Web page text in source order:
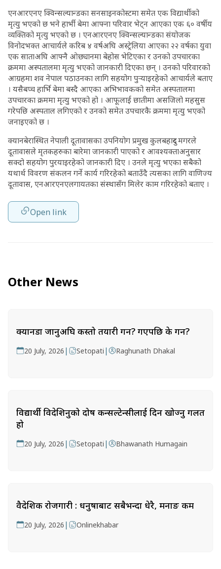
एनआरएनए क्विन्सल्यान्डका सनसाइनकोस्टमा समेत एक विद्यार्थीको
मृत्यु भएको छ भने हार्भी बेमा आफ्ना परिवार भेट्न आएका एक ६० वर्षीय
व्यक्तिको मृत्यु भएको छ । एनआरएनए क्विन्सल्यान्डका संयोजक
विनोदभक्त आचार्यले करिब ४ वर्षअघि अस्ट्रेलिया आएका २२ वर्षका युवा
एक साताअघि आफ्नै ओछ्यानमा बेहोस भेटिएका र उनको उपचारका
क्रममा अस्पतालमा मृत्यु भएको जानकारी दिएका छन् । उनको परिवारको
आग्रहमा शव नेपाल पठाउनका लागि सहयोग पुऱ्याइरहेको आचार्यले बताए
। यसैबप्च हार्भि बेमा बस्दै आएका अभिभावकको समेत अस्पतालमा
उपचारका क्रममा मृत्यु भएको हो । आफूलाई छातीमा असजिलो महसुस
गरेपछि अस्पताल लगिएको र उनको समेत उपचारकै क्रममा मृत्यु भएको
जनाइएको छ ।
क्यानबेरास्थित नेपाली दूतावासका उपनियोग प्रमुख कुलबहादुर मगरले
दूतावासले मृतकहरुका बारेमा जानकारी पाएको र आवश्यक्ताअनुसार
सक्दो सहयोग पुरयाइरहेको जानकारी दिए । उनले मृत्यु भएका सबैको
यथार्थ विवरण संकलन गर्ने कार्य गरिरहेको बताउँदै त्यसका लागि वाणिज्य
दूतावास, एनआरएनएलगायतका संस्थासँग मिलेर काम गरिरहेको बताए ।
Open link
Other News
क्यानडा जानुअघि कस्तो तयारी गर्ने? गएपछि के गर्ने?
20 July, 2026 | Setopati | Raghunath Dhakal
विद्यार्थी विदेशिनुको दोष कन्सल्टेन्सीलाई दिन खोज्नु गलत
हो
20 July, 2026 | Setopati | Bhawanath Humagain
वैदेशिक रोजगारी : धनुषाबाट सबैभन्दा धेरै, मनाङ कम
20 July, 2026 | Onlinekhabar